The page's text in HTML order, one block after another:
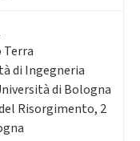
Terra
di Ingegneria
di Bologna
Risorgimento, 2